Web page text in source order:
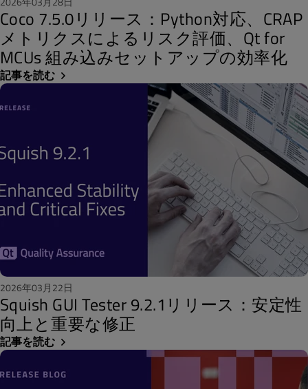
Coco 7.5.0リリース：Python対応、CRAP
メトリクスによるリスク評価、Qt for
MCUs 組み込みセットアップの効率化
記事を読む
2026年03月22日
Squish GUI Tester 9.2.1リリース：安定性
向上と重要な修正
記事を読む